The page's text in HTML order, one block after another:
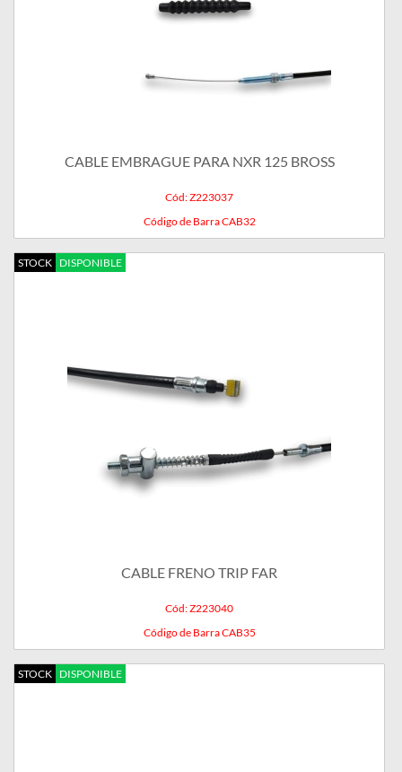
CABLE EMBRAGUE PARA NXR 125 BROSS
Cód: Z223037
Código de Barra CAB32
STOCK DISPONIBLE
CABLE FRENO TRIP FAR
Cód: Z223040
Código de Barra CAB35
STOCK DISPONIBLE